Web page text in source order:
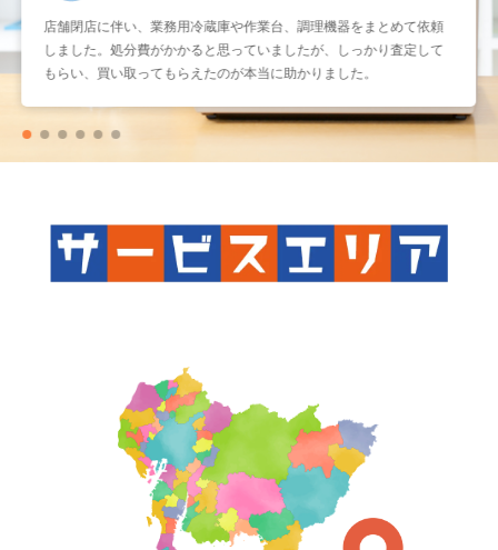
店舗閉店に伴い、業務用冷蔵庫や作業台、調理機器をまとめて依頼
しました。処分費がかかると思っていましたが、しっかり査定して
もらい、買い取ってもらえたのが本当に助かりました。